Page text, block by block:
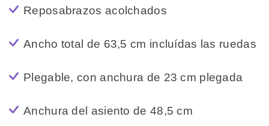
Reposabrazos acolchados
Ancho total de 63,5 cm incluídas las ruedas
Plegable, con anchura de 23 cm plegada
Anchura del asiento de 48,5 cm